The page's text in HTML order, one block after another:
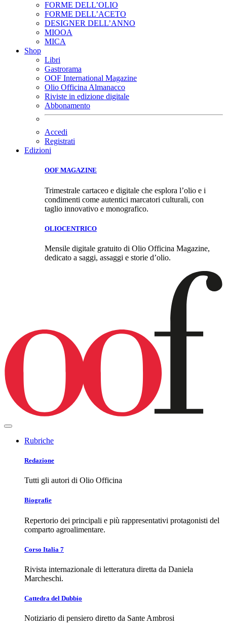
FORME DELL’OLIO
FORME DELL’ACETO
DESIGNER DELL’ANNO
MIOOA
MICA
Shop
Libri
Gastrorama
OOF International Magazine
Olio Officina Almanacco
Riviste in edizione digitale
Abbonamento
Accedi
Registrati
Edizioni
OOF MAGAZINE
Trimestrale cartaceo e digitale che esplora l’olio e i
condimenti come autentici marcatori culturali, con
taglio innovativo e monografico.
OLIOCENTRICO
Mensile digitale gratuito di Olio Officina Magazine,
dedicato a saggi, assaggi e storie d’olio.
Rubriche
Redazione
Tutti gli autori di Olio Officina
Biografie
Repertorio dei principali e più rappresentativi protagonisti del
comparto agroalimentare.
Corso Italia 7
Rivista internazionale di letteratura diretta da Daniela
Marcheschi.
Cattedra del Dubbio
Notiziario di pensiero diretto da Sante Ambrosi